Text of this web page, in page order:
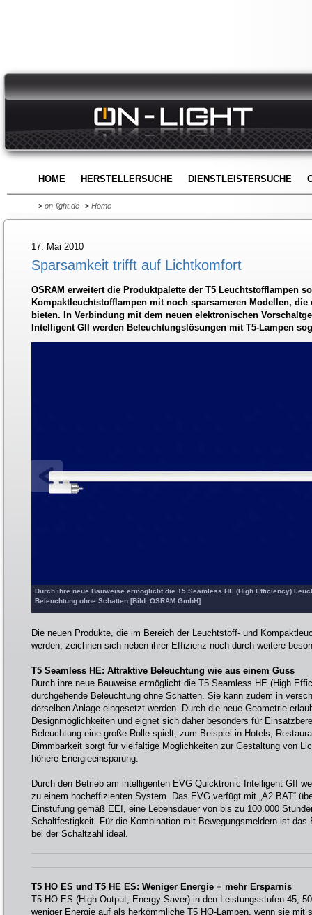
HOME HERSTELLERSUCHE DIENSTLEISTERSUCHE
> on-light.de > Home
17. Mai 2010
Sparsamkeit trifft auf Lichtkomfort
OSRAM erweitert die Produktpalette der T5 Leuchtstofflampen
Kompaktleuchtstofflampen mit noch sparsameren Modellen,
bieten. In Verbindung mit dem neuen elektronischen
Intelligent GII werden Beleuchtungslösungen mit T5-Lampen
Durch ihre neue Bauweise ermöglicht die T5 Seamless HE (High Efficiency)
Beleuchtung ohne Schatten [Bild: OSRAM GmbH]
Die neuen Produkte, die im Bereich der Leuchtstoff- und
werden, zeichnen sich neben ihrer Effizienz noch durch weitere
T5 Seamless HE: Attraktive Beleuchtung wie aus einem Guss
Durch ihre neue Bauweise ermöglicht die T5 Seamless HE (High
durchgehende Beleuchtung ohne Schatten. Sie kann zudem in
derselben Anlage eingesetzt werden. Durch die neue Geometrie
Designmöglichkeiten und eignet sich daher besonders für
Beleuchtung eine große Rolle spielt, zum Beispiel in Hotels,
Dimmbarkeit sorgt für vielfältige Möglichkeiten zur Gestaltung von
höhere Energieeinsparung.
Durch den Betrieb am intelligenten EVG Quicktronic Intelligent GII
zu einem hocheffizienten System. Das EVG verfügt mit „A2 BAT“
Einstufung gemäß EEI, eine Lebensdauer von bis zu 100.000
Schaltfestigkeit. Für die Kombination mit Bewegungsmeldern ist das
bei der Schaltzahl ideal.
T5 HO ES und T5 HE ES: Weniger Energie = mehr Ersparnis
T5 HO ES (High Output, Energy Saver) in den Leistungsstufen 45,
weniger Energie auf als herkömmliche T5 HO-Lampen, wenn sie mit